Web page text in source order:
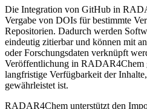
Die Integration von GitHub in
Vergabe von DOIs für bestimmte
Repositorien. Dadurch werden
eindeutig zitierbar und können mit
oder Forschungsdaten verknüpft
Veröffentlichung in RADAR4Chem
langfristige Verfügbarkeit der
gewährleistet ist.
RADAR4Chem unterstützt den